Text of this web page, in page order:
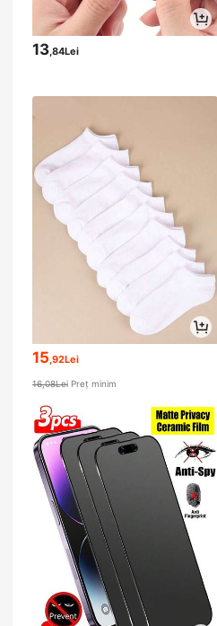
13,84Lei
15 ,92Lei
16,08Lei Preț minim